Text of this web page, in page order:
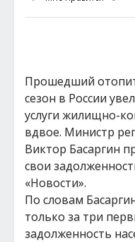
Прошедший
сезон в России
услуги жилищно-
вдвое. Министр
Виктор Басаргин
свои
«Новости».
По словам
только за три
задолженность